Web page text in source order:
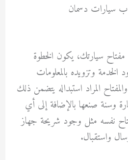
سيارات دسمان
مفتاح سيارتك، يكون الخطوة
الخدمة وتزويده بالمعلومات
المراد استبداله يتضمن ذلك
وسنة صنعها بالإضافة إلى أي
نفسه مثل وجود شريحة جهاز
واستقبال.